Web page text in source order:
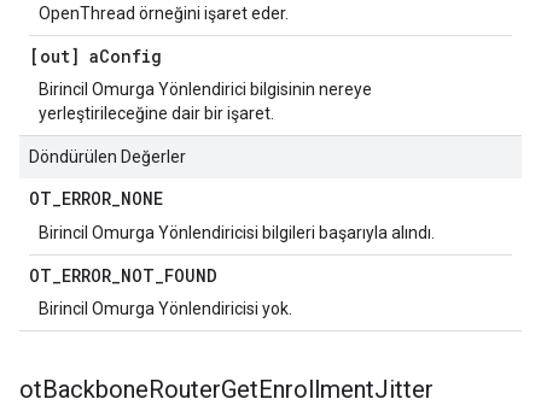
OpenThread örneğini işaret eder.
[out] aConfig
Birincil Omurga Yönlendirici bilgisinin nereye
yerleştirileceğine dair bir işaret.
Döndürülen Değerler
OT_ERROR_NONE
Birincil Omurga Yönlendiricisi bilgileri başarıyla alındı.
OT_ERROR_NOT_FOUND
Birincil Omurga Yönlendiricisi yok.
otBackboneRouterGetEnrollmentJitter